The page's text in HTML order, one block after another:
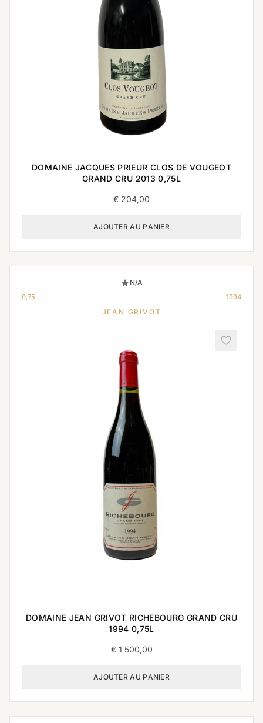
DOMAINE JACQUES PRIEUR CLOS DE VOUGEOT
GRAND CRU 2013 0,75L
€ 204,00
AJOUTER AU PANIER
N/A
0,75 1994
JEAN GRIVOT
DOMAINE JEAN GRIVOT RICHEBOURG GRAND CRU
1994 0,75L
€1 500,00
AJOUTER AU PANIER